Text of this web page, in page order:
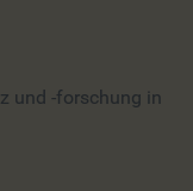
und -forschung in